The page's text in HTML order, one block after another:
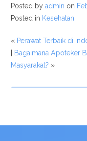
Posted byadmin on
Posted in Kesehatan
« Perawat Terbaik di
Bagaimana Apoteker
Masyarakat? »